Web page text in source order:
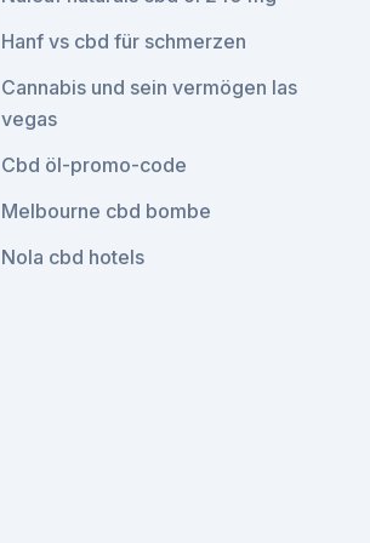
Hanf vs cbd für schmerzen
Cannabis und sein vermögen las
vegas
Cbd öl-promo-code
Melbourne cbd bombe
Nola cbd hotels